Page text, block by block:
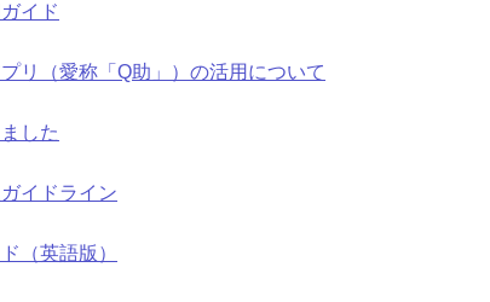
イド
リ（愛称「Q助」）の活用について
した
イドライン
（英語版）